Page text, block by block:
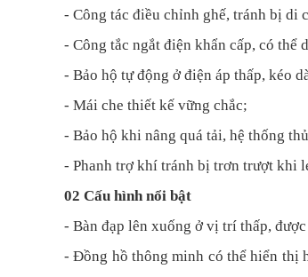
- Công tác điều chỉnh ghế, tránh bị di
- Công tắc ngắt điện khẩn cấp, có thể
- Bảo hộ tự động ở điện áp thấp, kéo
- Mái che thiết kế vững chắc;
- Bảo hộ khi nâng quá tải, hệ thống
- Phanh trợ khí tránh bị trơn trượt khi
02 Cấu hình nổi bật
- Bàn đạp lên xuống ở vị trí thấp,
- Đồng hồ thông minh có thể hiển thị